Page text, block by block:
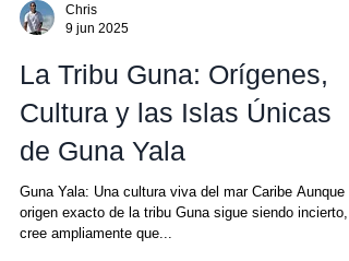
9 jun 2025
La Tribu Guna: Orígenes,